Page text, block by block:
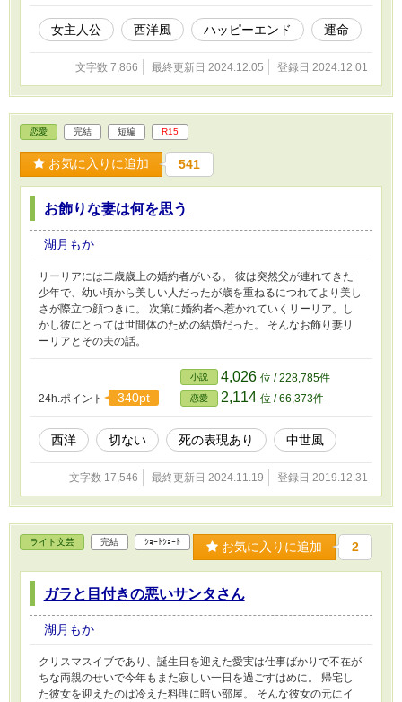
女主人公 西洋風 ハッピーエンド 運命
文字数 7,866 最終更新日 2024.12.05 登録日 2024.12.01
恋愛 完結 短編 R15
お気に入りに追加 541
お飾りな妻は何を思う
湖月もか
リーリアには二歳歳上の婚約者がいる。 彼は突然父が連れてきた
少年で、幼い頃から美しい人だったが歳を重ねるにつれてより美し
さが際立つ顔つきに。 次第に婚約者へ惹かれていくリーリア。し
かし彼にとっては世間体のための結婚だった。 そんなお飾り妻リ
ーリアとその夫の話。
24h.ポイント 340pt
小説 4,026 位 / 228,785件
恋愛 2,114 位 / 66,373件
西洋 切ない 死の表現あり 中世風
文字数 17,546 最終更新日 2024.11.19 登録日 2019.12.31
ライト文芸 完結 ｼｮｰﾄｼｮｰﾄ お気に入りに追加 2
ガラと目付きの悪いサンタさん
湖月もか
クリスマスイブであり、誕生日を迎えた愛実は仕事ばかりで不在が
ちな両親のせいで今年もまた寂しい一日を過ごすはめに。 帰宅し
た彼女を迎えたのは冷えた料理に暗い部屋。 そんな彼女の元にイ